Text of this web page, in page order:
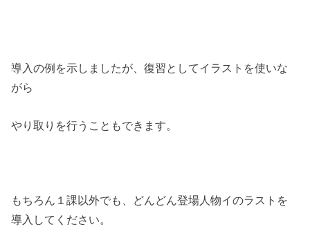
導入の例を示しましたが、復習としてイラストを使いな
がら
やり取りを行うこともできます。
もちろん１課以外でも、どんどん登場人物イのラストを
導入してください。